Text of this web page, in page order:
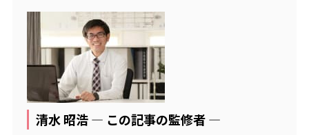
清水 昭浩 ― この記事の監修者 ―